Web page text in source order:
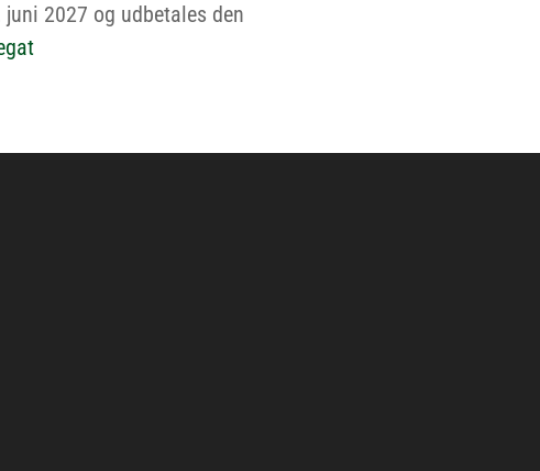
2027 og udbetales den